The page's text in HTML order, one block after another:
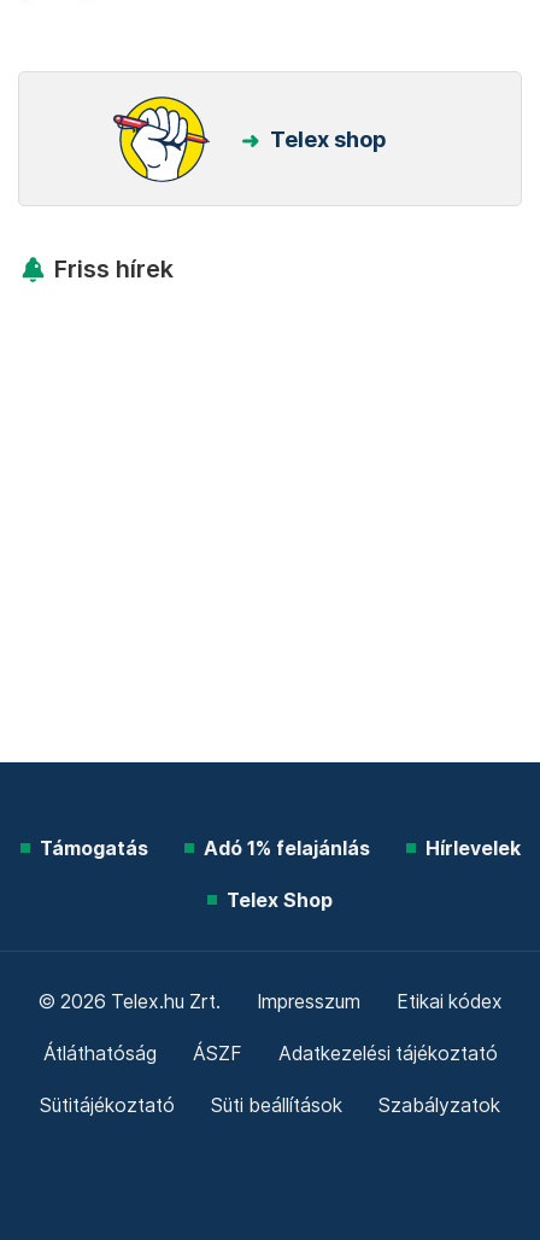
Telex shop
Friss hírek
Támogatás Adó 1% felajánlás Hírlevelek
Telex Shop
© 2026 Telex.hu Zrt. Impresszum Etikai kódex
Átláthatóság ÁSZF Adatkezelési tájékoztató
Sütitájékoztató Süti beállítások Szabályzatok